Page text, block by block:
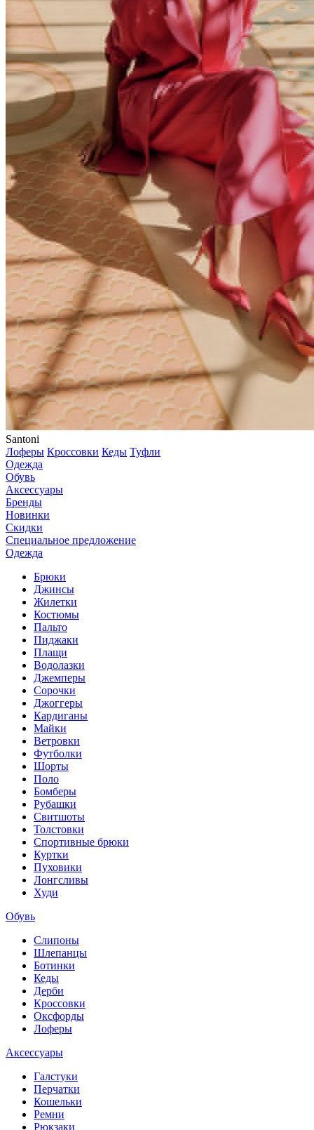
Santoni
Лоферы Кроссовки Кеды Туфли
Одежда
Обувь
Аксессуары
Бренды
Новинки
Скидки
Специальное предложение
Одежда
Брюки
Джинсы
Жилетки
Костюмы
Пальто
Пиджаки
Плащи
Водолазки
Джемперы
Сорочки
Джоггеры
Кардиганы
Майки
Ветровки
Футболки
Шорты
Поло
Бомберы
Рубашки
Свитшоты
Толстовки
Спортивные брюки
Куртки
Пуховики
Лонгсливы
Худи
Обувь
Слипоны
Шлепанцы
Ботинки
Кеды
Дерби
Кроссовки
Оксфорды
Лоферы
Аксессуары
Галстуки
Перчатки
Кошельки
Ремни
Рюкзаки